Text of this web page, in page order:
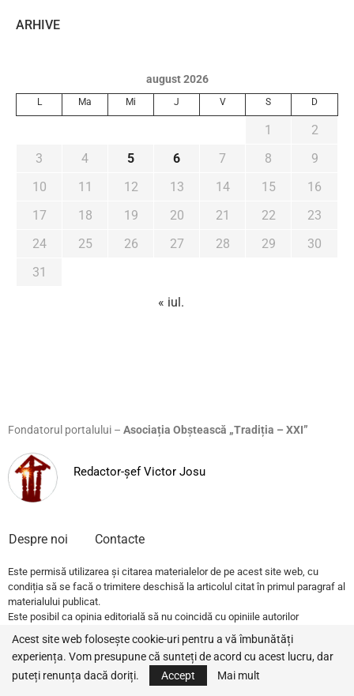
ARHIVE
august 2026
L Ma Mi J V S D
1
2
3
4 5 6 7 8
9
10
11 12 13 14 15
16
17
18 19 20 21 22
23
24
25 26 27 28 29
30
31
« iul.
Fondatorul portalului – Asociația Obștească „Tradiția – XXI”
Redactor-șef Victor Josu
Despre noi Contacte
Este permisă utilizarea și citarea materialelor de pe acest site web, cu
condiția să se facă o trimitere deschisă la articolul citat în primul paragraf al
materialului publicat.
Este posibil ca opinia editorială să nu coincidă cu opiniile autorilor
publicațiilor.
© 2022 – All Rights Reserved.Traditia.md
Acest site web folosește cookie-uri pentru a vă îmbunătăți
experiența. Vom presupune că sunteți de acord cu acest lucru, dar
puteți renunța dacă doriți.
Accept Mai mult